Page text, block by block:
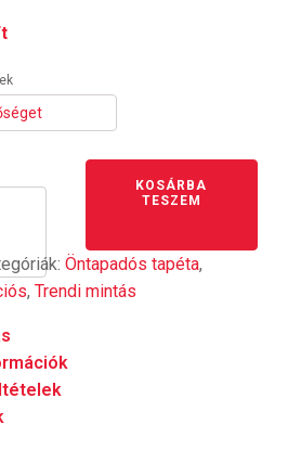
Ártartomány:
-
14990 Ft
KOSÁRBA
TESZEM
Öntapadós tapéta,
, Trendi mintás